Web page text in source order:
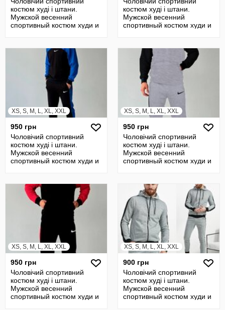
костюм худі і штани.
Мужской весенний
спортивный костюм худи и
костюм худі і штани.
Мужской весенний
спортивный костюм худи и
XS, S, M, L, XL, XXL
950 грн
Чоловічий спортивний
костюм худі і штани.
Мужской весенний
спортивный костюм худи и
XS, S, M, L, XL, XXL
950 грн
Чоловічий спортивний
костюм худі і штани.
Мужской весенний
спортивный костюм худи и
XS, S, M, L, XL, XXL
950 грн
Чоловічий спортивний
костюм худі і штани.
Мужской весенний
спортивный костюм худи и
XS, S, M, L, XL, XXL
900 грн
Чоловічий спортивний
костюм худі і штани.
Мужской весенний
спортивный костюм худи и